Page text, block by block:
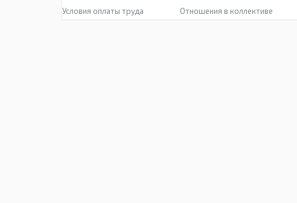
Условия оплаты труда Отношения в коллективе